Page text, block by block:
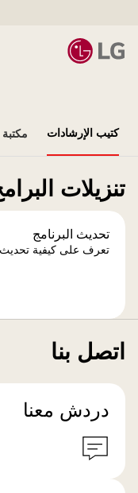
كتيب الإرشادات
تنزيلات
تحديث البرنامج
تعرف على كيفية تحديث
اتصل بنا
دردش معنا